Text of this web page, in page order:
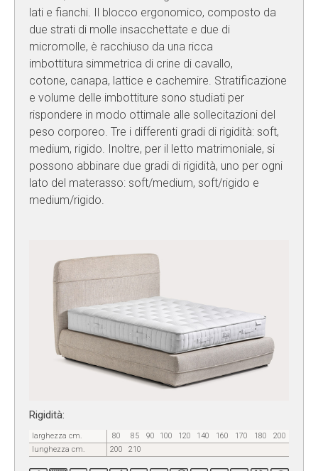
lati e fianchi. Il blocco ergonomico, composto da
due strati di molle insacchettate e due di
micromolle, è racchiuso da una ricca
imbottitura simmetrica di crine di cavallo,
cotone, canapa, lattice e cachemire. Stratificazione
e volume delle imbottiture sono studiati per
rispondere in modo ottimale alle sollecitazioni del
peso corporeo. Tre i differenti gradi di rigidità: soft,
medium, rigido. Inoltre, per il letto matrimoniale, si
possono abbinare due gradi di rigidità, uno per ogni
lato del materasso: soft/medium, soft/rigido e
medium/rigido.
Rigidità:
larghezza cm. 80 85 90 100 120 140 160 170 180
200
lunghezza cm.
200 210